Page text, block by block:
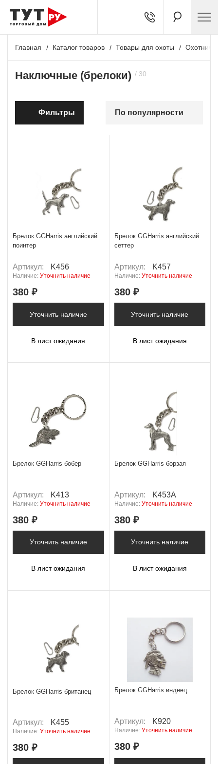
Главная Каталог товаров Товары для охоты
Наключные (брелоки)
Фильтры По популярности
Брелок GGHarris английский
поинтер
Артикул: K456
Наличие: Уточнить наличие
380 ₽
Уточнить наличие
В лист ожидания
Брелок GGHarris английский
сеттер
Артикул: K457
Наличие: Уточнить наличие
380 ₽
Уточнить наличие
В лист ожидания
Брелок GGHarris бобер
Артикул: K413
Наличие: Уточнить наличие
380 ₽
Уточнить наличие
В лист ожидания
Брелок GGHarris борзая
Артикул: K453A
Наличие: Уточнить наличие
380 ₽
Уточнить наличие
В лист ожидания
Брелок GGHarris британец
Артикул: K455
Наличие: Уточнить наличие
380 ₽
Брелок GGHarris индеец
Артикул: K920
Наличие: Уточнить наличие
380 ₽